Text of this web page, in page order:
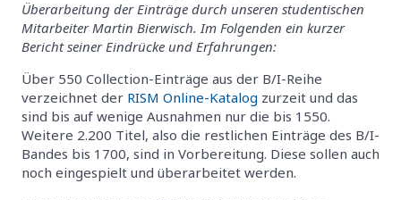
Überarbeitung der Einträge durch unseren studentischen
Mitarbeiter Martin Bierwisch. Im Folgenden ein kurzer
Bericht seiner Eindrücke und Erfahrungen:
Über 550 Collection-Einträge aus der B/I-Reihe
verzeichnet der RISM Online-Katalog zurzeit und das
sind bis auf wenige Ausnahmen nur die bis 1550.
Weitere 2.200 Titel, also die restlichen Einträge des B/I-
Bandes bis 1700, sind in Vorbereitung. Diese sollen auch
noch eingespielt und überarbeitet werden.